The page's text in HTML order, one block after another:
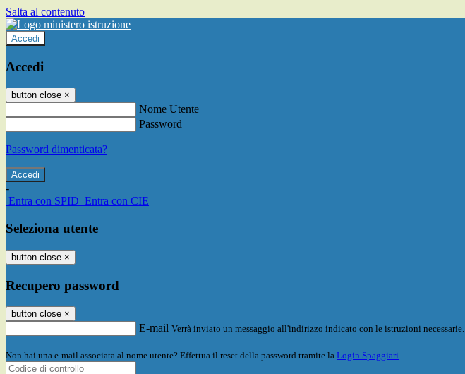
Salta al contenuto
Accedi
Accedi
button close ×
Nome Utente
Password
Password dimenticata?
-
Entra con SPID Entra con CIE
Seleziona utente
button close ×
Recupero password
button close ×
E-mail Verrà inviato un messaggio all'indirizzo indicato con le istruzioni necessarie.
Non hai una e-mail associata al nome utente? Effettua il reset della password tramite la Login Spaggiari